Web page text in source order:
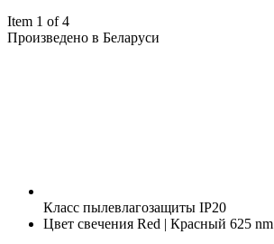
Item 1 of 4
Произведено в Беларуси
Класс пылевлагозащиты IP20
Цвет свечения Red | Красный 625 nm